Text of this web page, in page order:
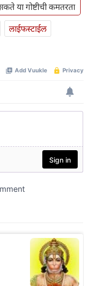
या गोष्टीची कमतरता
लाईफस्टाईल